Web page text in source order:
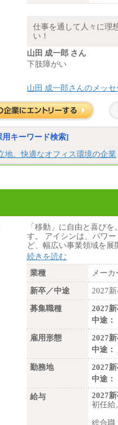
※卓越
揮でき
関わ
※営業
※試用
中途：
基本月
※経験
り優遇
仕事を通して人々に理
い！
山田 成一郎 さん
下肢障がい
山田 成一郎さんのメッ
キーワード検索]
地、快適なオフィス環境の企業
「移動」に自由と喜び
す。 アイシンは、パワ
ど、幅広い事業領域を展
続きを読む
業種
メーカ
新卒／中途
2027
募集職種
2027新
中途：
雇用形態
2027新
中途：
勤務地
2027新
中途：
給与
2027新
初任給
総合職